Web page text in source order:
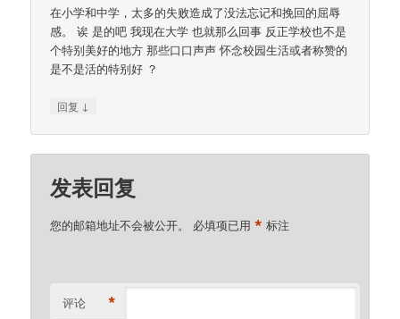
在小学和中学，太多的失败造成了没法忘记和挽回的屈辱
感。 诶 是的吧 我现在大学 也就那么回事 反正学校也不是
个特别美好的地方 那些口口声声 怀念校园生活或者称赞的
是不是活的特别好 ？
回复 ↓
发表回复
您的邮箱地址不会被公开。 必填项已用* 标注
评论 *